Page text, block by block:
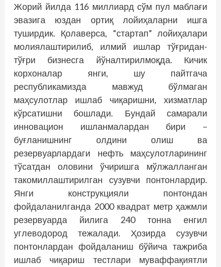
Жорий йилда 116 миллиард сўм пул маблағи
эвазига юздан ортиқ лойиҳаларни ишга
туширдик. Қолаверса, “стартап” ло­йиҳалари
молиялаштирилиб, илмий ишлар тўғридан-
тўғри бизнесга йўналтирилмоқда. Кичик
корхоналар янги, шу пайтгача
республикамизда мавжуд бўлмаган
маҳсулотлар ишлаб чиқаришни, хизматлар
кўрсатишни бошлади. Бундай самарали
инновацион ишланмалардан бири –
буғланишнинг олдини олиш ва
резервуарлардаги нефть маҳсулотларининг
тўсатдан оловини ўчиришга мўлжалланган
такомиллаштирилган сузувчи понтонлардир.
Янги конструкцияли понтондан
фойдаланилганда 2000 квадрат метр ҳажмли
резервуарда йилига 240 тонна енгил
углеводород тежалади. Ҳозирда сузувчи
понтонлардан фойдаланиш бўйича тажриба
ишлаб чиқариш тестлари муваффақиятли